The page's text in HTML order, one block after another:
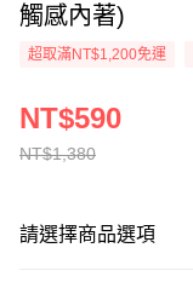
觸感內著)
超取滿NT$1,200免運
NT$1,380
NT$590
請選擇商品選項